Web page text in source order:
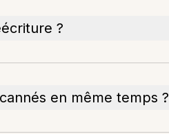
?
en même temps ?